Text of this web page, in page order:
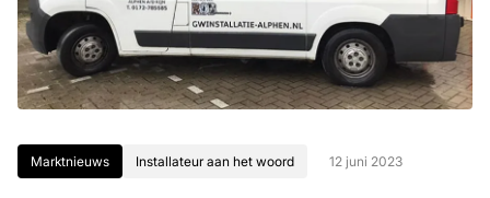
Marktnieuws Installateur aan het woord 12 juni 2023